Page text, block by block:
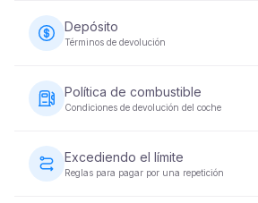
con tarjeta de crédito o criptomoneda.
pago completo en el momento de la
asegurar su reservación.
Depósito
Términos de devolución
antes de entregar el vehículo. El
según la categoría del vehículo y se
5-10 días hábiles después de que el
Política de combustible
Condiciones de devolución del coche
combustible con el que se proporcionó.
Excediendo el límite
Reglas para pagar por una repetición